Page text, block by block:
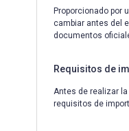
Proporcionado por
cambiar antes del
documentos
Requisitos de
Antes de realizar
requisitos de